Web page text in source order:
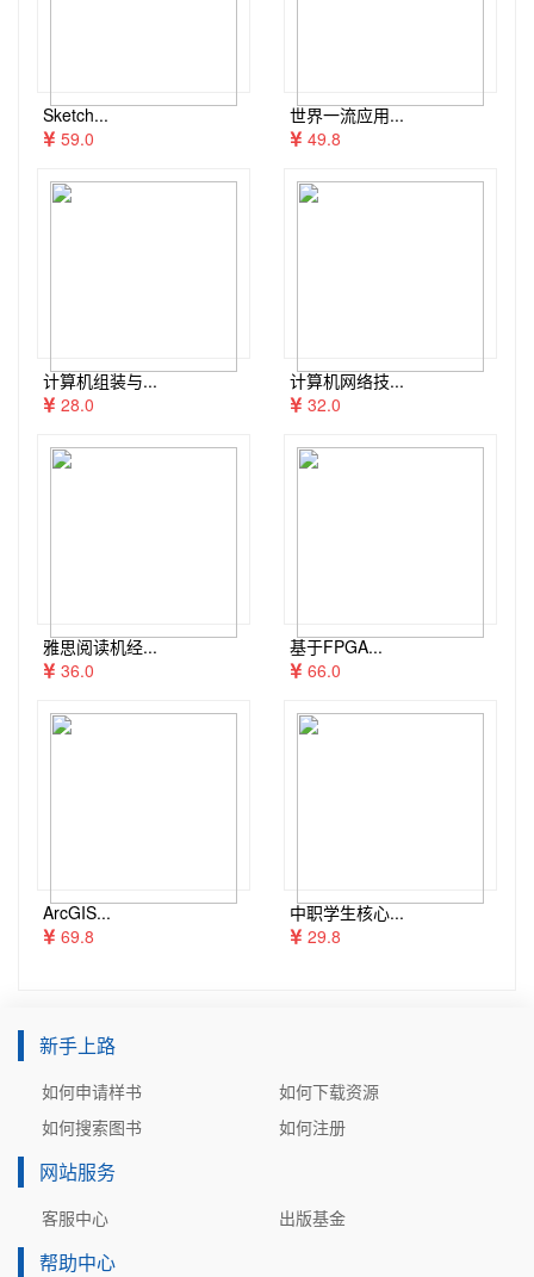
Sketch...
59.0
计算机组装与...
28.0
雅思阅读机经...
36.0
ArcGIS...
69.8
世界一流应用...
49.8
计算机网络技...
32.0
基于FPGA...
66.0
中职学生核心...
29.8
新手上路
如何申请样书
如何下载资源
如何搜索图书
如何注册
网站服务
客服中心 出版基金
帮助中心